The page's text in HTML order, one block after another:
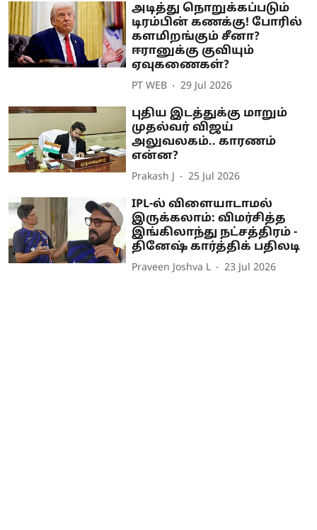
அடித்து நொறுக்கப்படும்
டிரம்பின் கணக்கு! போரில்
களமிறங்கும் சீனா?
ஈரானுக்கு குவியும்
ஏவுகணைகள்?
PT WEB 29 Jul 2026
புதிய இடத்துக்கு மாறும்
முதல்வர் விஜய்
அலுவலகம்.. காரணம்
என்ன?
Prakash J 25 Jul 2026
IPL-ல் விளையாடாமல்
இருக்கலாம்: விமர்சித்த
இங்கிலாந்து நட்சத்திரம் -
தினேஷ் கார்த்திக் பதிலடி
Praveen Joshva L 23 Jul 2026